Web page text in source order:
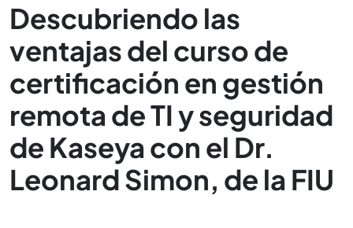
Descubriendo las
ventajas del curso de
certificación en gestión
remota de TI y seguridad
de Kaseya con el Dr.
Leonard Simon, de la FIU